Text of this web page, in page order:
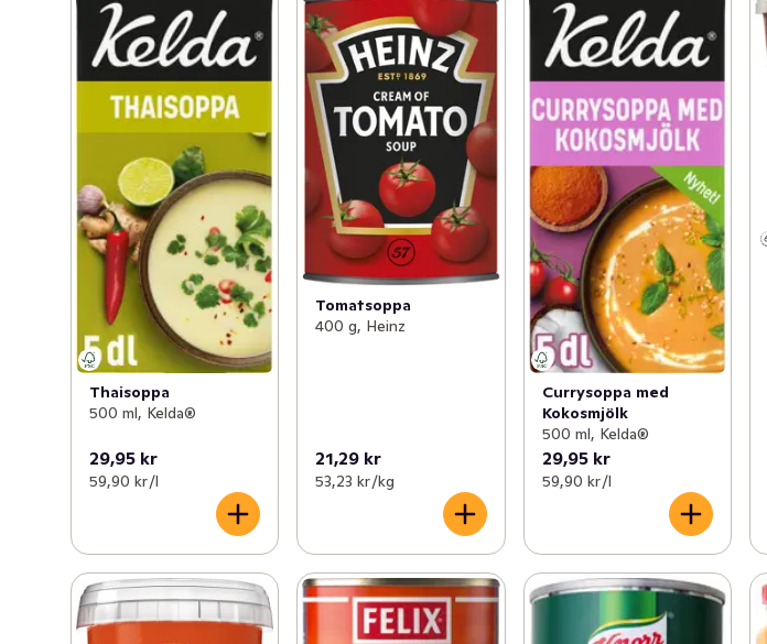
Thaisoppa
500 ml, Kelda®
29,95 kr
59,90 kr /l
Tomatsoppa
400 g, Heinz
21,29 kr
53,23 kr /kg
Currysoppa med
Kokosmjölk
500 ml, Kelda®
29,95 kr
59,90 kr /l